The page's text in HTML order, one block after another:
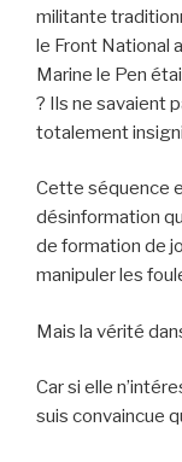
militante
le Front National
Marine le Pen
? Ils ne savaient
totalement
Cette séquence
désinformation
de formation de
manipuler les
Mais la vérité
Car si elle
suis convaincue